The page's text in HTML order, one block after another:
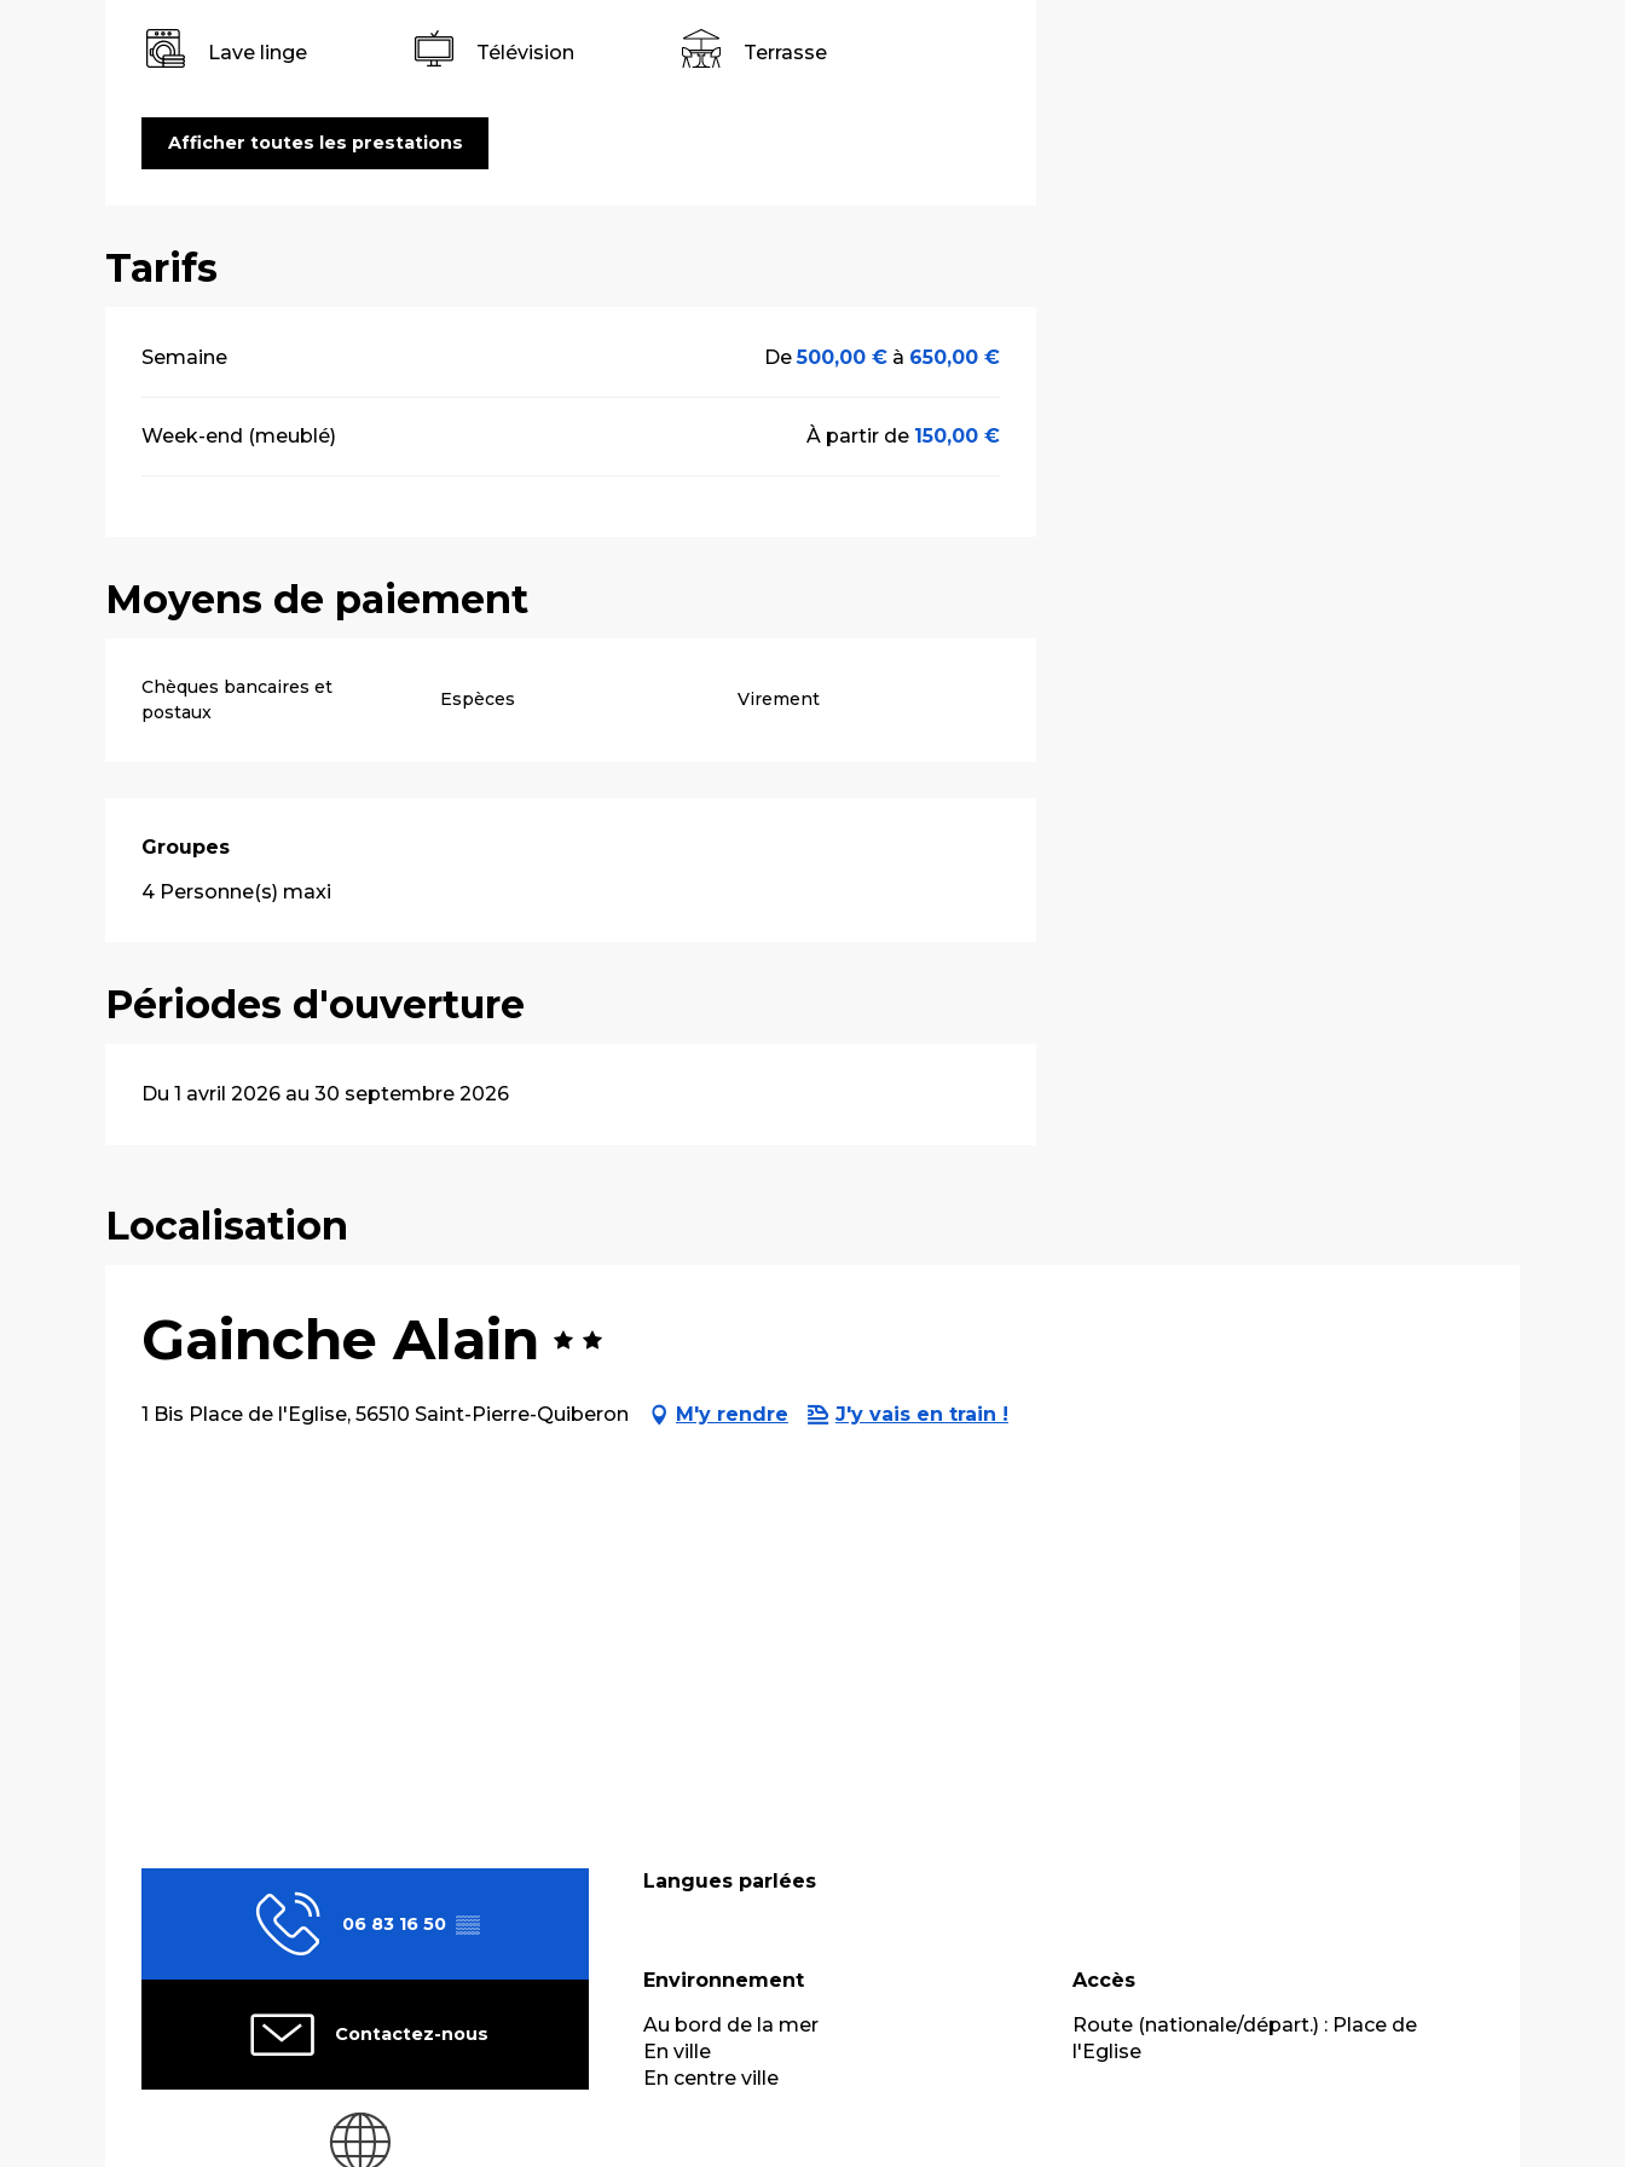
Lave linge Télévision Terrasse
Afficher toutes les prestations
Tarifs
Tarifs 2026
Semaine De500,00 € à 650,00 €
Week-end (meublé) À partir de 150,00 €
Moyens de paiement
Chèques bancaires et
postaux
Espèces Virement
Groupes
Groupes
4 Personne(s) maxi
Périodes d'ouverture
Du 1 avril 2026 au 30 septembre 2026
Localisation
Gainche Alain
1 Bis Place de l'Eglise, 56510 Saint-Pierre-Quiberon M'y rendre J'y vais en train !
06 83 16 50 ▒▒
Contactez-nous
Langues parlées
Langues parlées
Environnement
Environnement
Au bord de la mer
En ville
En centre ville
Accès
Accès
Route (nationale/départ.) : Place de
l'Eglise